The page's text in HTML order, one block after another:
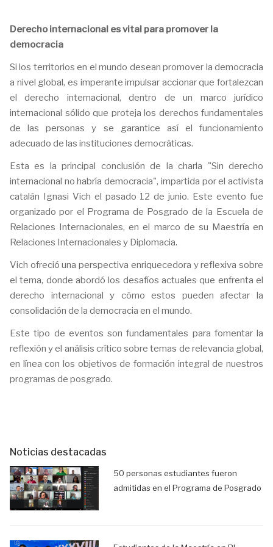
Derecho internacional es vital para promover la
democracia
Si los territorios en el mundo desean promover la democracia
a nivel global, es imperante impulsar accionar que fortalezcan
el derecho internacional, dentro de un marco jurídico
internacional sólido que proteja los derechos fundamentales
de las personas y se garantice así el funcionamiento
adecuado de las instituciones democráticas.
Esta es la principal conclusión de la charla "Sin derecho
internacional no habría democracia", impartida por el activista
catalán Ignasi Vich el pasado 12 de junio. Este evento fue
organizado por el Programa de Posgrado de la Escuela de
Relaciones Internacionales, en el marco de su Maestría en
Relaciones Internacionales y Diplomacia.
Vich ofreció una perspectiva enriquecedora y reflexiva sobre
el tema, donde abordó los desafíos actuales que enfrenta el
derecho internacional y cómo estos pueden afectar la
consolidación de la democracia en el mundo.
Este tipo de eventos son fundamentales para fomentar la
reflexión y el análisis crítico sobre temas de relevancia global,
en línea con los objetivos de formación integral de nuestros
programas de posgrado.
Noticias destacadas
50 personas estudiantes fueron
admitidas en el Programa de Posgrado